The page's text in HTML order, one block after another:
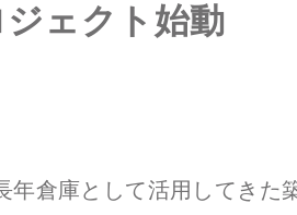
ジェクト始動
年倉庫として活用してきた